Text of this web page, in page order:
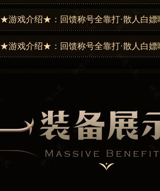
用花·时间为王·肝帝称霸·零充扛米
★游戏介绍★：回馈称号全靠打·散人白嫖
用花·时间为王·肝帝称霸·零充扛米
★游戏介绍★：回馈称号全靠打·散人白嫖
用花·时间为王·肝帝称霸·零充扛米